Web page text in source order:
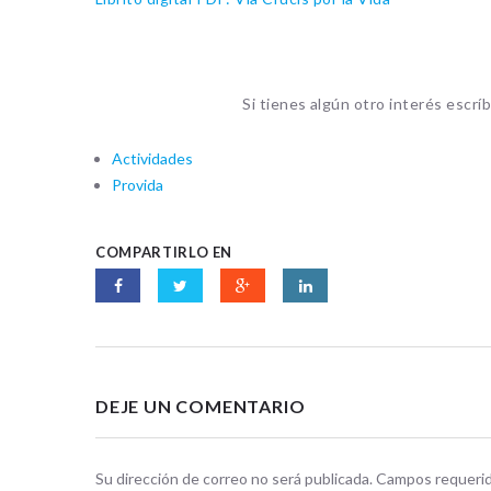
Si tienes algún otro interés
Actividades
Provida
COMPARTIRLO EN
DEJE UN COMENTARIO
Su dirección de correo no será publicada. Campos